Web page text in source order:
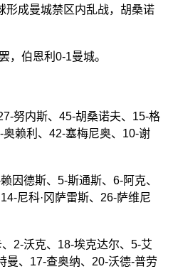
形成曼城禁区内乱战，胡桑诺
，伯恩利0-1曼城。
努内斯、45-胡桑诺夫、15-格
赖利、42-塞梅尼奥、10-谢
因德斯、5-斯通斯、6-阿克、
尼科·冈萨雷斯、26-萨维尼
2-沃克、18-埃克达尔、5-艾
曼、17-查奥纳、20-沃德-普劳